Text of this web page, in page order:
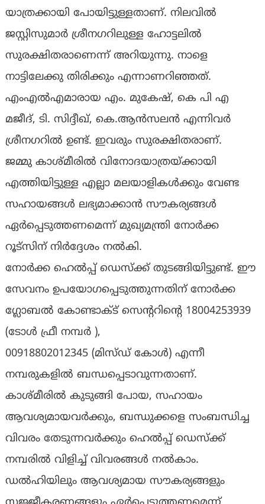
യാത്രക്കായി പോയിട്ടുള്ളതാണ്. നിലവിൽ
ജസ്റ്റിസുമാർ ശ്രീനഗറിലുള്ള ഹോട്ടലിൽ
സുരക്ഷിതരാണെന്ന് അറിയുന്നു. നാളെ
നാട്ടിലേക്കു തിരിക്കും എന്നാണറിഞ്ഞത്.
എംഎൽഎമാരായ എം. മുകേഷ്, കെ പി എ
മജീദ്, ടി. സിദ്ദീഖ്, കെ.ആൻസലൻ എന്നിവർ
ശ്രീനഗറിൽ ഉണ്ട്. ഇവരും സുരക്ഷിതരാണ്.
ജമ്മു കാശ്മീരിൽ വിനോദയാത്രയ്ക്കായി
എത്തിയിട്ടുള്ള എല്ലാ മലയാളികൾക്കും വേണ്ട
സഹായങ്ങൾ ലഭ്യമാക്കാൻ സൗകര്യങ്ങൾ
ഏർപ്പെടുത്തണമെന്ന് മുഖ്യമന്ത്രി നോർക്ക
റൂട്സിന് നിർദ്ദേശം നൽകി.
നോർക്ക ഹെൽപ്പ് ഡെസ്ക്ക് തുടങ്ങിയിട്ടുണ്ട്. ഈ
സേവനം ഉപയോഗപ്പെടുത്തുന്നതിന് നോർക്ക
ഗ്ലോബൽ കോണ്ടാക്ട് സെൻ്ററിൻ്റെ 18004253939
(ടോൾ ഫ്രീ നമ്പർ ),
00918802012345 (മിസ്ഡ് കോൾ) എന്നീ
നമ്പരുകളിൽ ബന്ധപ്പെടാവുന്നതാണ്.
കാശ്മീരിൽ കുടുങ്ങി പോയ, സഹായം
ആവശ്യമായവർക്കും, ബന്ധുക്കളെ സംബന്ധിച്ച
വിവരം തേടുന്നവർക്കും ഹെൽപ്പ് ഡെസ്ക്ക്
നമ്പരിൽ വിളിച്ച് വിവരങ്ങൾ നൽകാം.
ഡൽഹിയിലും ആവശ്യമായ സൗകര്യങ്ങളും